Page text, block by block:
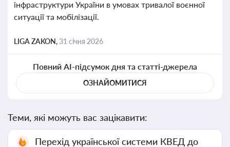
інфраструктури України в умовах тривалої воєнної
ситуації та мобілізації.
LIGA ZAKON,31 січня 2026
Повний AI-підсумок дня та статті-джерела
ОЗНАЙОМИТИСЯ
Теми, які можуть вас зацікавити:
Перехід української системи КВЕД до